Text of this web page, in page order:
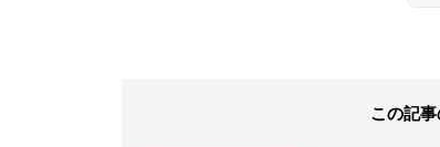
この記事